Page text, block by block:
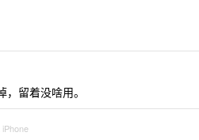
留着没啥用。